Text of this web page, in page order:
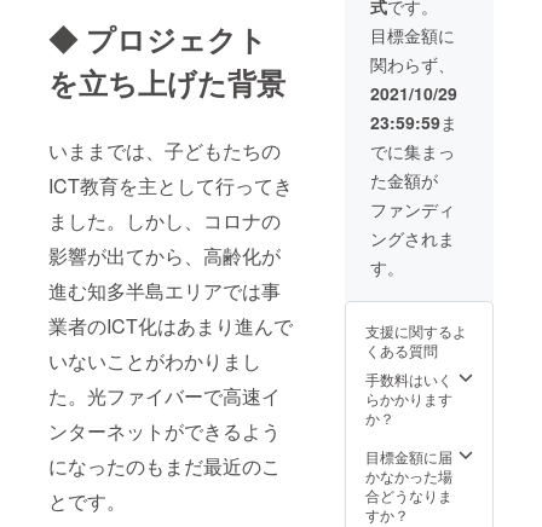
◆ プロジェクト
を立ち上げた背景
いままでは、子どもたちの
ICT教育を主として行ってき
ました。しかし、コロナの
影響が出てから、高齢化が
進む知多半島エリアでは事
業者のICT化はあまり進んで
いないことがわかりまし
た。光ファイバーで高速イ
ンターネットができるよう
になったのもまだ最近のこ
とです。
※制作代
行する
WEB
ページ
のイ
メージ
として
以下運
営ペー
ジを参
考にし
てくだ
さい。
塾.jp
https://
英語
塾.jp
WEB
サー
バーは
年会費
内で提
供され
ます。
毎月費
用はあ
りませ
ん。 備
考欄に
制作す
ジの概
記入お
願いし
ます。
※制作代
行する
ページ
のイ
メージ
として
Wordpr
ess操作
オンラ
イント
レーニ
ング
（納品
した
ホーム
ページ
を使っ
て更新
のト
実施し
す。）
・初年
度会費
を含み
ます。
サー
バーは
年会費
内で提
ンライ
ン相
談、打
合せ ・
10ペー
ジまで
のホー
ムペー
ジ制作
を含み
ます。
・打合
せ～確
約2ヶ月
・制作
ツール
の
Wordpr
ess操作
イント
レーニ
ング
（納品
構築を
行いま
す。 ※
本パッ
クは
WEB制
作代行
の20万
円パッ
クをク
ラウド
ファン
ディン
するも
す。 ・
補助金
申請内
容も含
めたオ
ン相
談、打
合せ ・
10ペー
式です。
目標金額に
関わらず、
2021/10/29
23:59:59ま
でに集まっ
た金額が
ファンディ
ングされま
す。
支援に関するよ
くある質問
手数料はいく
らかかります
か？
目標金額に届
かなかった場
合どうなりま
すか？